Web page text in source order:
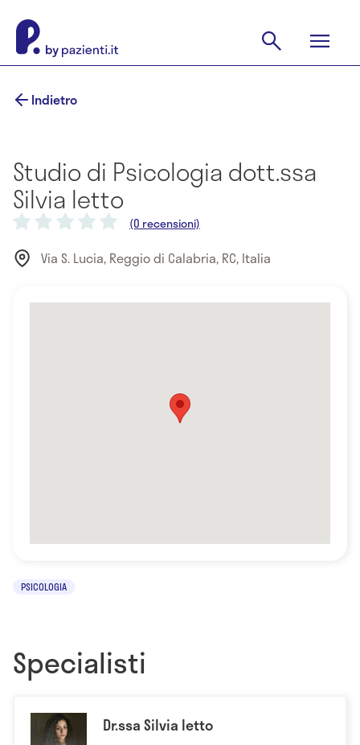
Indietro
Studio di Psicologia dott.ssa
Silvia Ietto
(0 recensioni)
Via S. Lucia, Reggio di Calabria, RC, Italia
PSICOLOGIA
Specialisti
Dr.ssa Silvia Ietto